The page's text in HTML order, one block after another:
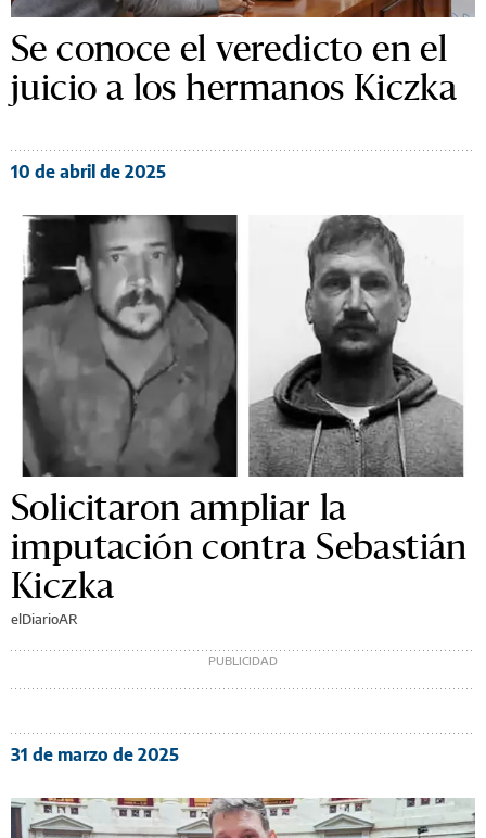
Se conoce el veredicto en el
juicio a los hermanos Kiczka
10 de abril de 2025
Solicitaron ampliar la
imputación contra Sebastián
Kiczka
elDiarioAR
31 de marzo de 2025